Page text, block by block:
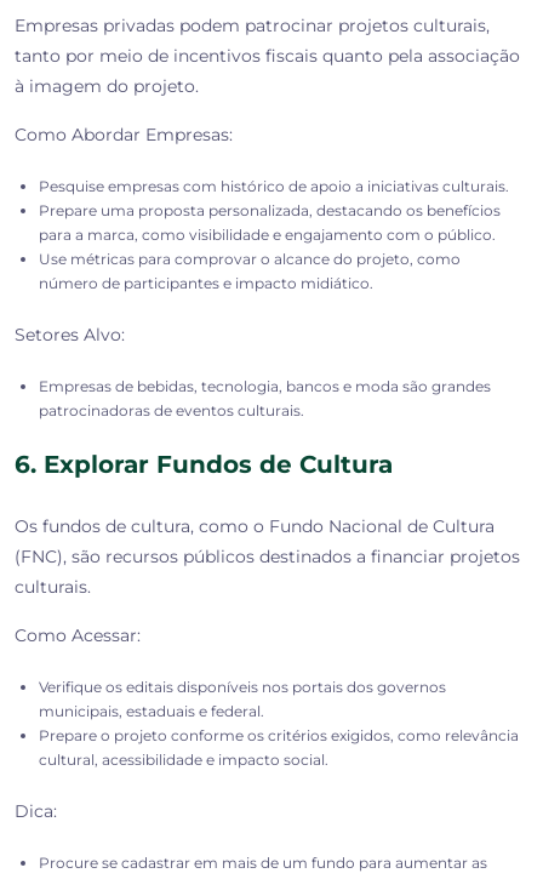
Empresas privadas podem patrocinar projetos culturais,
tanto por meio de incentivos fiscais quanto pela associação
à imagem do projeto.
Como Abordar Empresas:
Pesquise empresas com histórico de apoio a iniciativas culturais.
Prepare uma proposta personalizada, destacando os benefícios
para a marca, como visibilidade e engajamento com o público.
Use métricas para comprovar o alcance do projeto, como
número de participantes e impacto midiático.
Setores Alvo:
Empresas de bebidas, tecnologia, bancos e moda são grandes
patrocinadoras de eventos culturais.
6. Explorar Fundos de Cultura
Os fundos de cultura, como o Fundo Nacional de Cultura
(FNC), são recursos públicos destinados a financiar projetos
culturais.
Como Acessar:
Verifique os editais disponíveis nos portais dos governos
municipais, estaduais e federal.
Prepare o projeto conforme os critérios exigidos, como relevância
cultural, acessibilidade e impacto social.
Dica:
Procure se cadastrar em mais de um fundo para aumentar as